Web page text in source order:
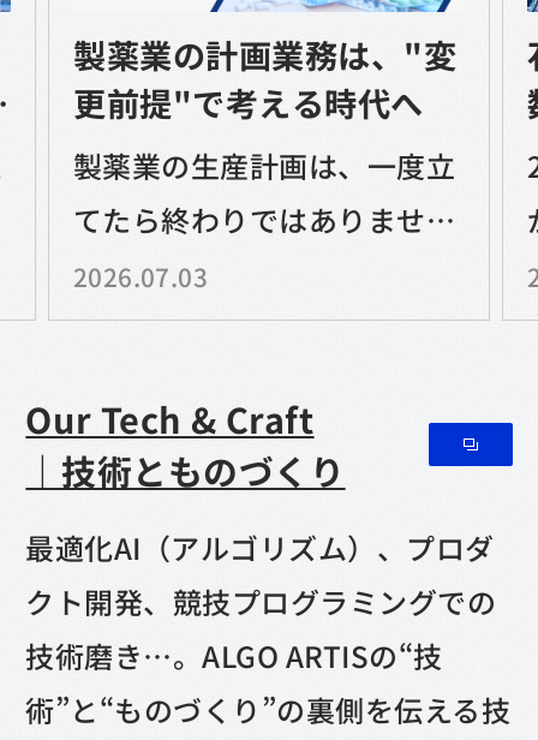
製薬業の計画業務は、"変
更前提"で考える時代へ
製薬業の生産計画は、一度立
てたら終わりではありませ
ん。需要変動や設備トラブ
ル、試験結果、原材料の状況
2026.07.03
Our Tech & Craft
｜技術とものづくり
最適化AI（アルゴリズム）、プロダ
クト開発、競技プログラミングでの
技術磨き…。ALGO ARTISの“技
術”と“ものづくり”の裏側を伝える技